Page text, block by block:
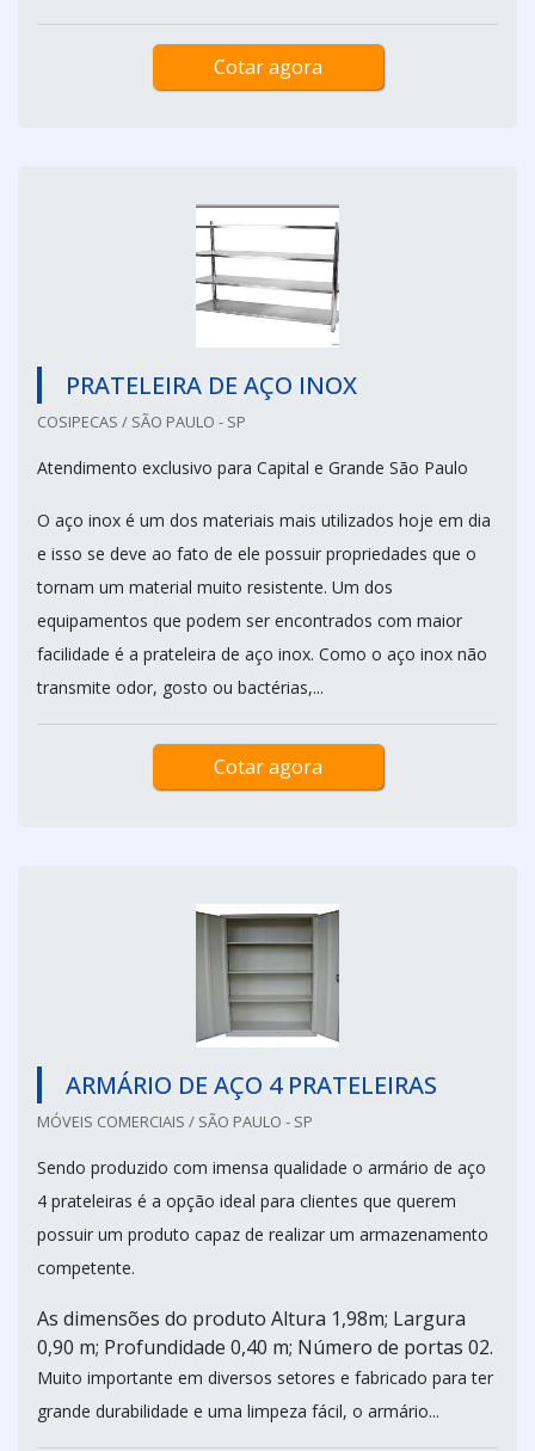
Cotar agora
PRATELEIRA DE AÇO INOX
COSIPECAS / SÃO PAULO - SP
Atendimento exclusivo para Capital e Grande São Paulo
O aço inox é um dos materiais mais utilizados hoje em dia
e isso se deve ao fato de ele possuir propriedades que o
tornam um material muito resistente. Um dos
equipamentos que podem ser encontrados com maior
facilidade é a prateleira de aço inox. Como o aço inox não
transmite odor, gosto ou bactérias,...
Cotar agora
ARMÁRIO DE AÇO 4 PRATELEIRAS
MÓVEIS COMERCIAIS / SÃO PAULO - SP
Sendo produzido com imensa qualidade o armário de aço
4 prateleiras é a opção ideal para clientes que querem
possuir um produto capaz de realizar um armazenamento
competente.
As dimensões do produto Altura 1,98m; Largura
0,90 m; Profundidade 0,40 m; Número de portas 02.
Muito importante em diversos setores e fabricado para ter
grande durabilidade e uma limpeza fácil, o armário...